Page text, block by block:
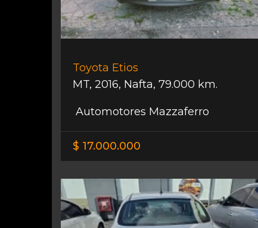
Toyota Etios
MT, 2016, Nafta, 79.000 km.
Automotores Mazzaferro
$ 17.000.000